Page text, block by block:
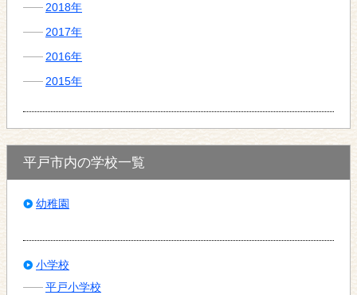
2018年
2017年
2016年
2015年
平戸市内の学校一覧
幼稚園
小学校
平戸小学校